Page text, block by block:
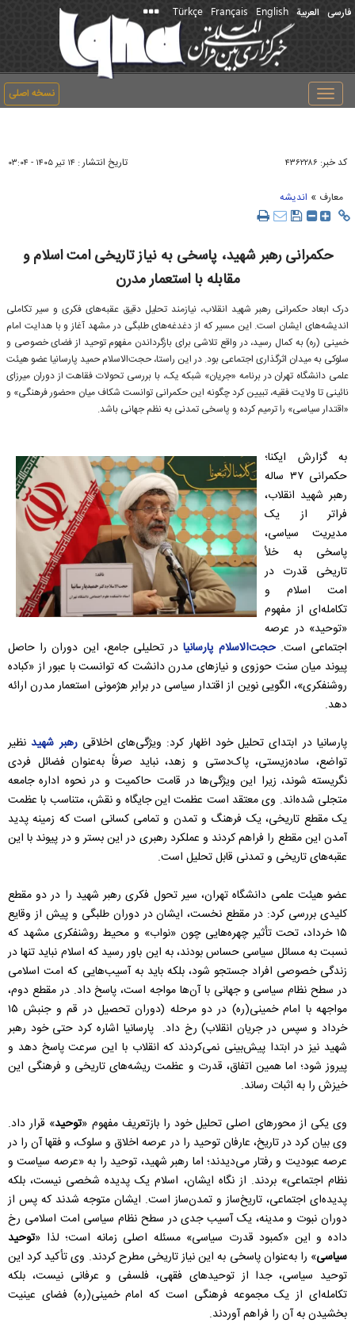
فارسی العربیة English
Français
Türkçe
نسخه اصلی
Toggle
navigation
کد خبر: ۴۳۶۲۲۸۶ تاریخ انتشار : ۱۴ تير ۱۴۰۵ - ۰۳:۰۴
معارف » اندیشه
حکمرانی رهبر شهید، پاسخی به نیاز تاریخی امت اسلام و
مقابله با استعمار مدرن
درک ابعاد حکمرانی رهبر شهید انقلاب، نیازمند تحلیل دقیق عقبه‌های فکری و سیر تکاملی
اندیشه‌های ایشان است. این مسیر که از دغدغه‌های طلبگی در مشهد آغاز و با هدایت امام
خمینی (ره) به کمال رسید، در واقع تلاشی برای بازگرداندن مفهوم توحید از فضای خصوصی و
سلوکی به میدان اثرگذاری اجتماعی بود. در این راستا، حجت‌الاسلام حمید پارسانیا عضو هیئت
علمی دانشگاه تهران در برنامه «جریان» شبکه یک، با بررسی تحولات فقاهت از دوران میرزای
نائینی تا ولایت فقیه، تبیین کرد چگونه این حکمرانی توانست شکاف میان «حضور فرهنگی» و
«اقتدار سیاسی» را ترمیم کرده و پاسخی تمدنی به نظم جهانی باشد.
به گزارش ایکنا؛
حکمرانی ۳۷ ساله
رهبر شهید انقلاب،
فراتر از یک
مدیریت سیاسی،
پاسخی به خلأ
تاریخی قدرت در
امت اسلام و
تکامله‌ای از مفهوم
«توحید» در عرصه
اجتماعی است.حجت‌الاسلام پارسانیادر تحلیلی جامع، این دوران را حاصل
پیوند میان سنت حوزوی و نیازهای مدرن دانشت که توانست با عبور از «کباده
روشنفکری»، الگویی نوین از اقتدار سیاسی در برابر هژمونی استعمار مدرن ارائه
دهد.
پارسانیا در ابتدای تحلیل خود اظهار کرد: ویژگی‌های اخلاقیرهبر شهید نظیر
تواضع، ساده‌زیستی، پاک‌دستی و زهد، نباید صرفاً به‌عنوان فضائل فردی
نگریسته شوند، زیرا این ویژگی‌ها در قامت حاکمیت و در نحوه اداره جامعه
متجلی شده‌اند. وی معتقد است عظمت این جایگاه و نقش، متناسب با عظمت
یک مقطع تاریخی، یک فرهنگ و تمدن و تمامی کسانی است که زمینه پدید
آمدن این مقطع را فراهم کردند و عملکرد رهبری در این بستر و در پیوند با این
عقبه‌های تاریخی و تمدنی قابل تحلیل است.
عضو هیئت علمی دانشگاه تهران، سیر تحول فکری رهبر شهید را در دو مقطع
کلیدی بررسی کرد: در مقطع نخست، ایشان در دوران طلبگی و پیش از وقایع
۱۵ خرداد، تحت تأثیر چهره‌هایی چون «نواب» و محیط روشنفکری مشهد که
نسبت به مسائل سیاسی حساس بودند، به این باور رسید که اسلام نباید تنها در
زندگی خصوصی افراد جستجو شود، بلکه باید به آسیب‌هایی که امت اسلامی
در سطح نظام سیاسی و جهانی با آن‌ها مواجه است، پاسخ داد. در مقطع دوم،
مواجهه با امام خمینی(ره) در دو مرحله (دوران تحصیل در قم و جنبش ۱۵
خرداد و سپس در جریان انقلاب) رخ داد. پارسانیا اشاره کرد حتی خود رهبر
شهید نیز در ابتدا پیش‌بینی نمی‌کردند که انقلاب با این سرعت پاسخ دهد و
پیروز شود؛ اما همین اتفاق، قدرت و عظمت ریشه‌های تاریخی و فرهنگی این
خیزش را به اثبات رساند.
وی یکی از محورهای اصلی تحلیل خود را بازتعریف مفهوم «توحید» قرار داد.
وی بیان کرد در تاریخ، عارفان توحید را در عرصه اخلاق و سلوک، و فقها آن را در
عرصه عبودیت و رفتار می‌دیدند؛ اما رهبر شهید، توحید را به «عرصه سیاست و
نظام اجتماعی» بردند. از نگاه ایشان، اسلام یک پدیده شخصی نیست، بلکه
پدیده‌ای اجتماعی، تاریخ‌ساز و تمدن‌ساز است. ایشان متوجه شدند که پس از
دوران نبوت و مدینه، یک آسیب جدی در سطح نظام سیاسی امت اسلامی رخ
داده و این «کمبود قدرت سیاسی» مسئله اصلی زمانه است؛ لذا «توحید
سیاسی» را به‌عنوان پاسخی به این نیاز تاریخی مطرح کردند. وی تأکید کرد این
توحید سیاسی، جدا از توحیدهای فقهی، فلسفی و عرفانی نیست، بلکه
تکامله‌ای از یک مجموعه فرهنگی است که امام خمینی(ره) فضای عینیت
بخشیدن به آن را فراهم آوردند.